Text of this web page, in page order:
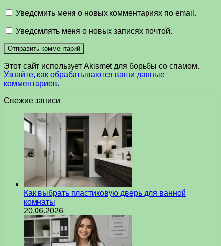
Уведомить меня о новых комментариях по email.
Уведомлять меня о новых записях почтой.
Этот сайт использует Akismet для борьбы со спамом.
Узнайте, как обрабатываются ваши данные
комментариев.
Свежие записи
Как выбрать пластиковую дверь для ванной
комнаты
20.06.2026